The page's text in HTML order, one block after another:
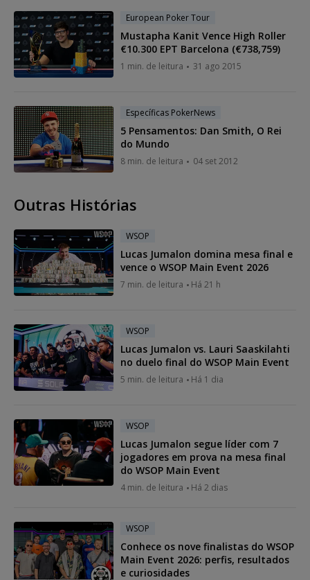
European Poker Tour
Mustapha Kanit Vence High Roller
€10.300 EPT Barcelona (€738,759)
1 min. de leitura 31 ago 2015
Específicas PokerNews
5 Pensamentos: Dan Smith, O Rei
do Mundo
8 min. de leitura 04 set 2012
Outras Histórias
WSOP
Lucas Jumalon domina mesa final e
vence o WSOP Main Event 2026
7 min. de leitura Há 21 h
WSOP
Lucas Jumalon vs. Lauri Saaskilahti
no duelo final do WSOP Main Event
5 min. de leitura Há 1 dia
WSOP
Lucas Jumalon segue líder com 7
jogadores em prova na mesa final
do WSOP Main Event
4 min. de leitura Há 2 dias
WSOP
Conhece os nove finalistas do WSOP
Main Event 2026: perfis, resultados
e curiosidades